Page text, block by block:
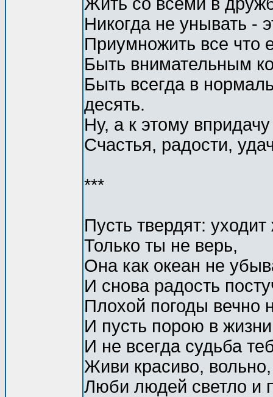
Никогда не унывать -
Приумножить все что
Быть внимательным
Быть всегда в
десять.
Ну, а к этому
Счастья, радости,
***
Пусть твердят: уходит
Только ты не верь,
Она как океан не
И снова радость
Плохой погоды вечно
И пусть порою в
И не всегда судьба
Живи красиво,
Люби людей светло и